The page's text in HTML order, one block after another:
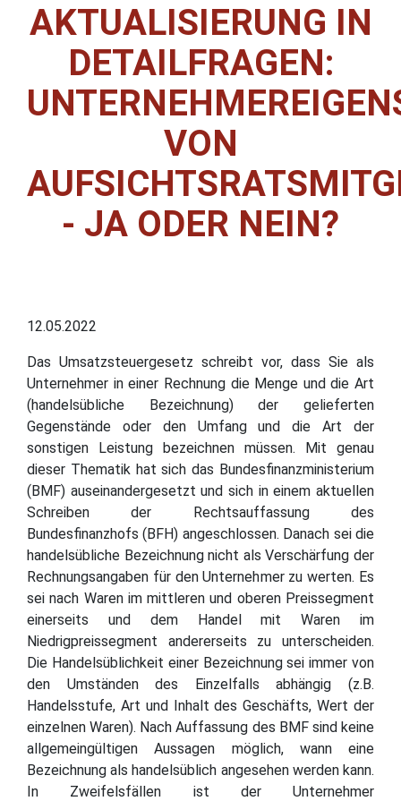
AKTUALISIERUNG IN
DETAILFRAGEN:
VON
- JA ODER NEIN?
12.05.2022
Das Umsatzsteuergesetz schreibt vor, dass Sie als
Unternehmer in einer Rechnung die Menge und die Art
(handelsübliche Bezeichnung) der gelieferten
Gegenstände oder den Umfang und die Art der
sonstigen Leistung bezeichnen müssen. Mit genau
dieser Thematik hat sich das Bundesfinanzministerium
(BMF) auseinandergesetzt und sich in einem aktuellen
Schreiben der Rechtsauffassung des
Bundesfinanzhofs (BFH) angeschlossen. Danach sei die
handelsübliche Bezeichnung nicht als Verschärfung der
Rechnungsangaben für den Unternehmer zu werten. Es
sei nach Waren im mittleren und oberen Preissegment
einerseits und dem Handel mit Waren im
Niedrigpreissegment andererseits zu unterscheiden.
Die Handelsüblichkeit einer Bezeichnung sei immer von
den Umständen des Einzelfalls abhängig (z.B.
Handelsstufe, Art und Inhalt des Geschäfts, Wert der
einzelnen Waren). Nach Auffassung des BMF sind keine
allgemeingültigen Aussagen möglich, wann eine
Bezeichnung als handelsüblich angesehen werden kann.
In Zweifelsfällen ist der Unternehmer